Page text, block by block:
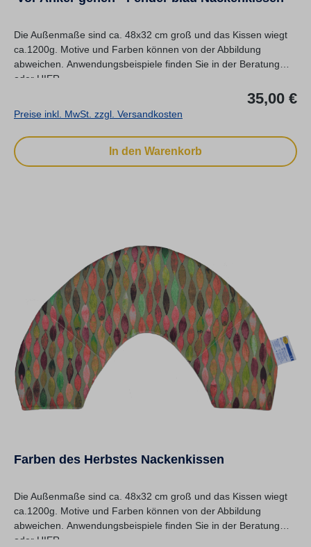
Die Außenmaße sind ca. 48x32 cm groß und das Kissen wiegt
ca.1200g. Motive und Farben können von der Abbildung
abweichen. Anwendungsbeispiele finden Sie in der Beratung
oder HIER.
35,00 €
Preise inkl. MwSt. zzgl. Versandkosten
In den Warenkorb
Farben des Herbstes Nackenkissen
Die Außenmaße sind ca. 48x32 cm groß und das Kissen wiegt
ca.1200g. Motive und Farben können von der Abbildung
abweichen. Anwendungsbeispiele finden Sie in der Beratung
oder HIER.